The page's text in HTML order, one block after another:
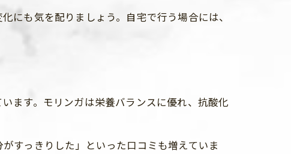
にも気を配りましょう。自宅で行う場合には、
ます。モリンガは栄養バランスに優れ、抗酸化
すっきりした」といった口コミも増えていま